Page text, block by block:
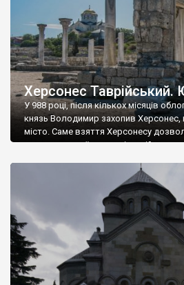
Херсонес
У 988 році, після кількох місяців
князь Володимир захопив Херсонес,
місто. Саме взяття Херсонесу
диктувати свої умови
Херсонесі Володимир-язичник, став
А потім було Хрещення Русі. На